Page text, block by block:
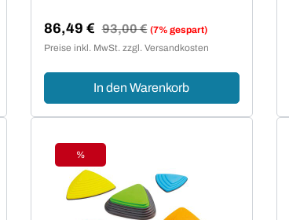
Verkaufspreis:
86,49 € Regulärer Preis:
93,00 € (7% gespart)
Preise inkl. MwSt. zzgl. Versandkosten
In den Warenkorb
Rabatt
%